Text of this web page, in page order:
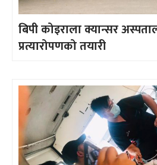
बिपी कोइराला क्यान्सर
प्रत्यारोपणको तयारी